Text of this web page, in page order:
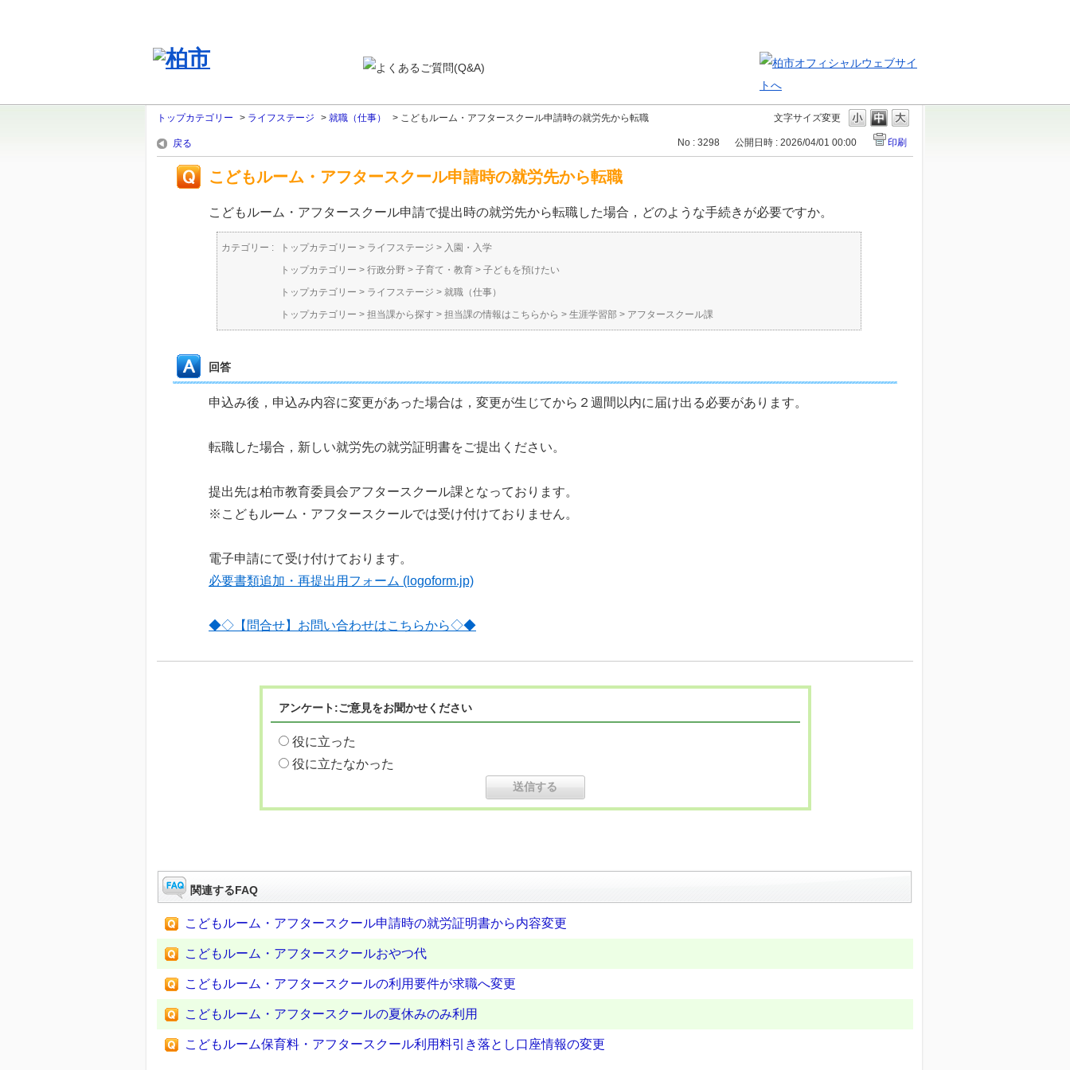
文字サイズ変更
トップカテゴリー > ライフステージ > 就職（仕事） > こどもルーム・アフタースクール申請時の就労先から転職
戻る No : 3298 公開日時 : 2026/04/01 00:00 印刷
こどもルーム・アフタースクール申請時の就労先から転職
こどもルーム・アフタースクール申請で提出時の就労先から転職した場合，どのような手続きが必要ですか。
カテゴリー : トップカテゴリー > ライフステージ > 入園・入学
トップカテゴリー > 行政分野 > 子育て・教育 > 子どもを預けたい
トップカテゴリー > ライフステージ > 就職（仕事）
トップカテゴリー > 担当課から探す > 担当課の情報はこちらから > 生涯学習部 > アフタースクール課
回答
申込み後，申込み内容に変更があった場合は，変更が生じてから２週間以内に届け出る必要があります。
転職した場合，新しい就労先の就労証明書をご提出ください。
提出先は柏市教育委員会アフタースクール課となっております。
※こどもルーム・アフタースクールでは受け付けておりません。
電子申請にて受け付けております。
必要書類追加・再提出用フォーム (logoform.jp)
◆◇【問合せ】お問い合わせはこちらから◇◆
アンケート:ご意見をお聞かせください
役に立った
役に立たなかった
関連するFAQ
こどもルーム・アフタースクール申請時の就労証明書から内容変更
こどもルーム・アフタースクールおやつ代
こどもルーム・アフタースクールの利用要件が求職へ変更
こどもルーム・アフタースクールの夏休みのみ利用
こどもルーム保育料・アフタースクール利用料引き落とし口座情報の変更